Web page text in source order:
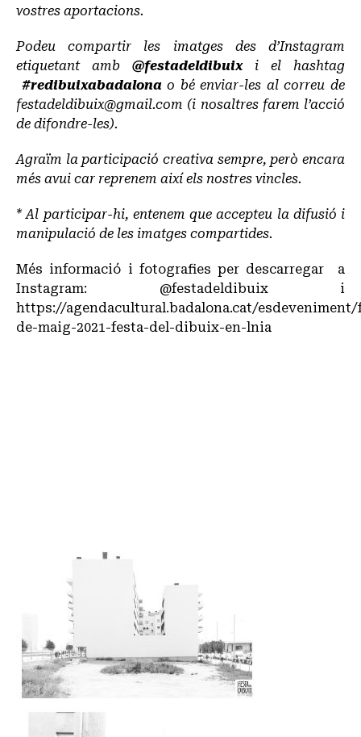
vostres aportacions.
Podeu compartir les imatges des d’Instagram
etiquetant amb @festadeldibuixi el hashtag
#redibuixabadalona o bé enviar-les al correu de
festadeldibuix@gmail.com (i nosaltres farem l’acció
de difondre-les).
Agraïm la participació creativa sempre, però encara
més avui car reprenem així els nostres vincles.
* Al participar-hi, entenem que accepteu la difusió i
manipulació de les imatges compartides.
Més informació i fotografies per descarregar a
Instagram: @festadeldibuix i
https://agendacultural.badalona.cat/esdeveniment/
de-maig-2021-festa-del-dibuix-en-lnia